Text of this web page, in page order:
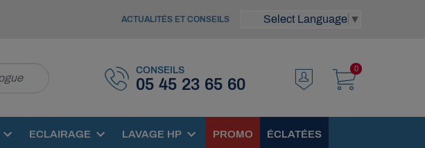
ACTUALITÉS ET CONSEILS Select Language ▼
CONSEILS
05 45 23 65 60
0
ECLAIRAGE LAVAGE HP PROMO ÉCLATÉES